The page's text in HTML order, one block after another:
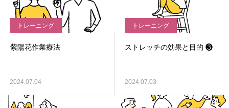
トレーニング
紫陽花作業療法
2024.07.04
トレーニング
ストレッチの効果と目的 ❸
2024.07.03